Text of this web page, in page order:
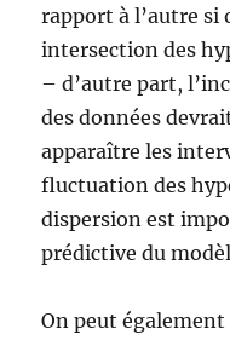
rapport à l’autre si
intersection des
– d’autre part,
des données
apparaître les
fluctuation des
dispersion est
prédictive du
On peut